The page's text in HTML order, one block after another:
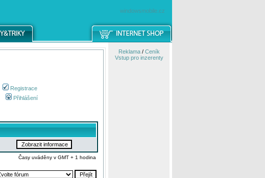
windowsmobile.cz
Registrace
Přihlášení
Časy uváděny v GMT + 1 hodina
Reklama/ Ceník
Vstup pro inzerenty